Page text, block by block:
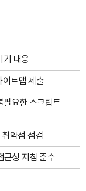
기 대응
이트맵 제출
필요한 스크립트
약점 점검
근성 지침 준수